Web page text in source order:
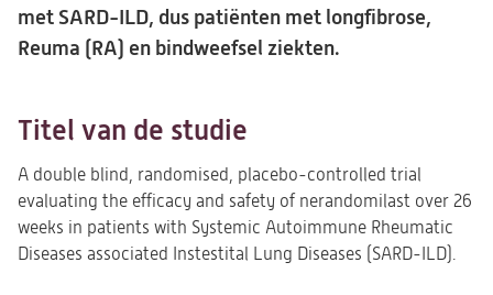
met SARD-ILD, dus patiënten met longfibrose,
Reuma (RA) en bindweefsel ziekten.
Titel van de studie
A double blind, randomised, placebo-controlled trial
evaluating the efficacy and safety of nerandomilast over 26
weeks in patients with Systemic Autoimmune Rheumatic
Diseases associated Instestital Lung Diseases (SARD-ILD).